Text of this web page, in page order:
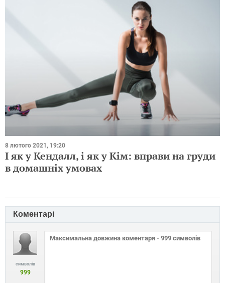
8 лютого 2021, 19:20
І як у Кендалл, і як у Кім: вправи на груди
в домашніх умовах
Коментарі
символів
999